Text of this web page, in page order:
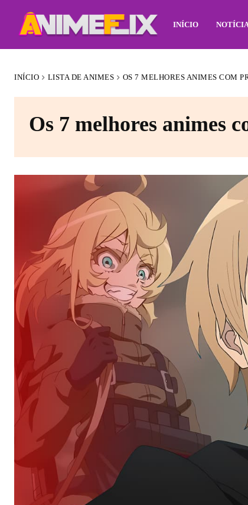
INÍCIO
INÍCIO LISTA DE ANIMES OS 7 MELHORES ANIMES COM
Os 7 melhores animes